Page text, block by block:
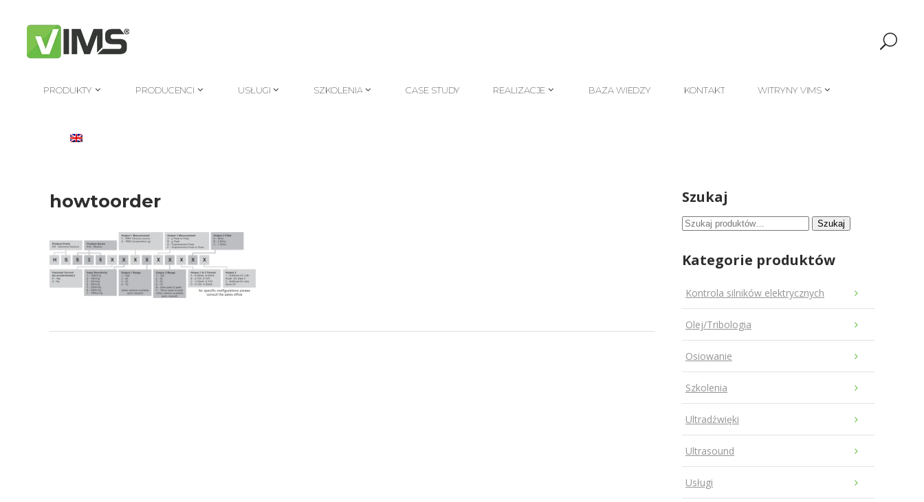
PRODUKTY
PRODUCENCI
USŁUGI
SZKOLENIA
CASE STUDY
REALIZACJE
BAZA WIEDZY
KONTAKT
WITRYNY VIMS
howtoorder Szukaj
Szukaj: Szukaj
Kategorie produktów
Kontrola silników elektrycznych
Olej/Tribologia
Osiowanie
Szkolenia
Ultradźwięki
Ultrasound
Usługi